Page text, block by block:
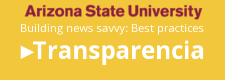
Building news savvy: Best practices
▸Transparencia